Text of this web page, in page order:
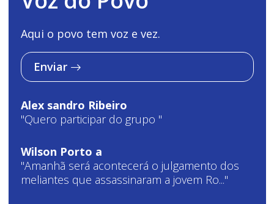
Aqui o povo tem voz e vez.
Enviar
Alex sandro Ribeiro
"Quero participar do grupo "
Wilson Porto a
"Amanhã será acontecerá o julgamento dos
meliantes que assassinaram a jovem Ro..."